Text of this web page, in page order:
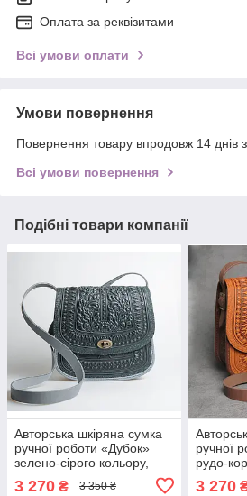
Оплата за реквізитами
Всі умови оплати
Умови повернення
Повернення товару впродовж 14 днів
Всі умови повернення
Подібні товари компанії
Авторська шкіряна сумка
ручної роботи «Дубок»
зелено-сірого кольору,
3 270 ₴ 3 350 ₴
ручної
рудо-
3 270